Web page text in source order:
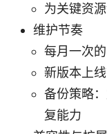
为关键资
维护节奏
每月一次
新版本上
备份策略
复能力